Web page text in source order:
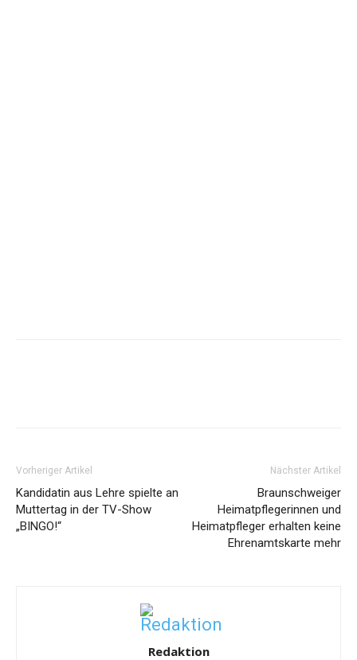
Vorheriger Artikel
Kandidatin aus Lehre spielte an
Muttertag in der TV-Show
„BINGO!“
Nächster Artikel
Braunschweiger
Heimatpflegerinnen und
Heimatpfleger erhalten keine
Ehrenamtskarte mehr
Redaktion